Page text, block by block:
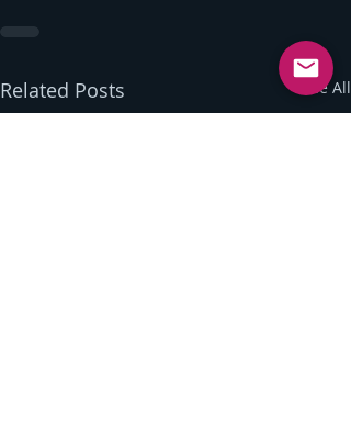
Related Posts See All